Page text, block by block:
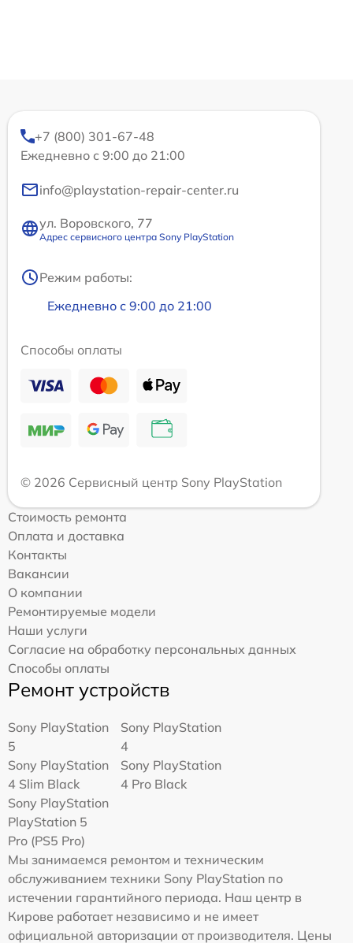
+7 (800) 301-67-48
Ежедневно с 9:00 до 21:00
info@playstation-repair-center.ru
ул. Воровского, 77
Адрес сервисного центра Sony PlayStation
Режим работы:
Ежедневно с 9:00 до 21:00
Способы оплаты
© 2026 Сервисный центр Sony PlayStation
Стоимость ремонта
Оплата и доставка
Контакты
Вакансии
О компании
Ремонтируемые модели
Наши услуги
Согласие на обработку персональных данных
Способы оплаты
Ремонт устройств
Sony PlayStation
5
Sony PlayStation
4
Sony PlayStation
4 Slim Black
Sony PlayStation
4 Pro Black
Sony PlayStation
PlayStation 5
Pro (PS5 Pro)
Мы занимаемся ремонтом и техническим
обслуживанием техники Sony PlayStation по
истечении гарантийного периода. Наш центр в
Кирове работает независимо и не имеет
официальной авторизации от производителя. Цены